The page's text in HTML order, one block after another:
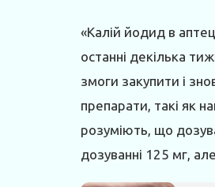
«Калій йодид в
останні декілька
змоги закупити і
препарати, такі як
розуміють, що
дозуванні 125 мг,